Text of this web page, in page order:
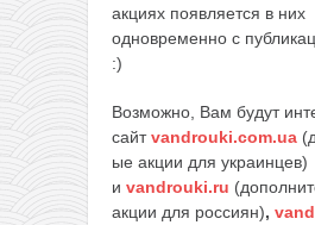
акциях появляется в них
одновременно с
:)
Возможно, Вам будут
сайтvandrouki.com.ua
ые акции для украинцев)
и vandrouki.ru
акции для россиян),